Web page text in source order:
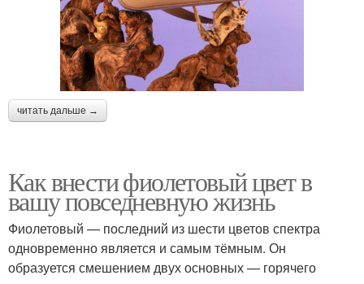
читать дальше →
Как внести фиолетовый цвет в
вашу повседневную жизнь
Фиолетовый — последний из шести цветов спектра
одновременно является и самым тёмным. Он
образуется смешением двух основных — горячего